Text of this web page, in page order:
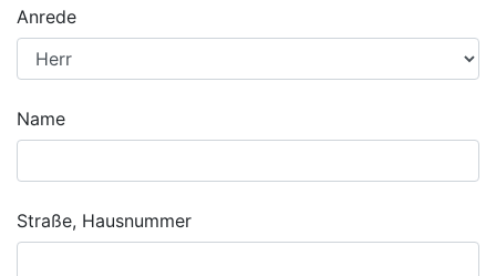
Anrede
Name
Straße, Hausnummer